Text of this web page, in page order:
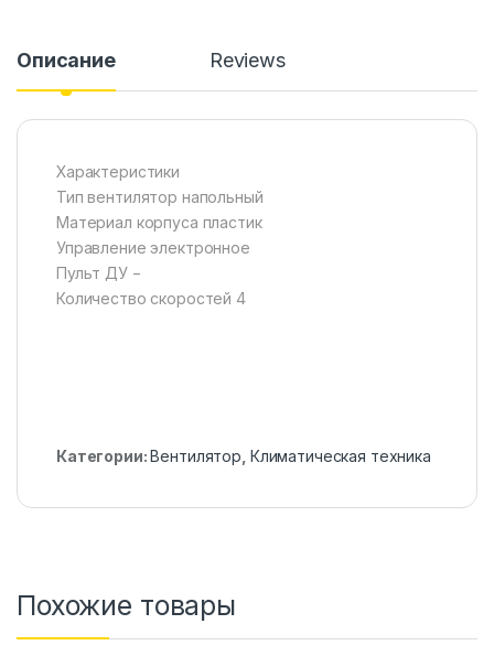
Описание Reviews
Характеристики
Тип вентилятор напольный
Материал корпуса пластик
Управление электронное
Пульт ДУ −
Количество скоростей 4
Категории:Вентилятор Климатическая техника
Похожие товары